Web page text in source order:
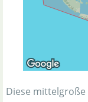
Diese mittelgroße